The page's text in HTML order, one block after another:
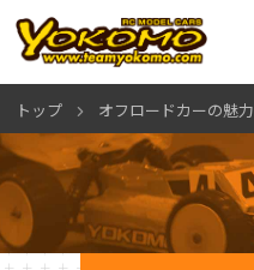
トップ オフロードカーの魅力